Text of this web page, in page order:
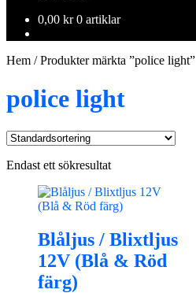
0,00 kr 0 artiklar
Hem /Produkter märkta ”police light”
police light
Endast ett sökresultat
Blåljus / Blixtljus
12V (Blå & Röd
färg)